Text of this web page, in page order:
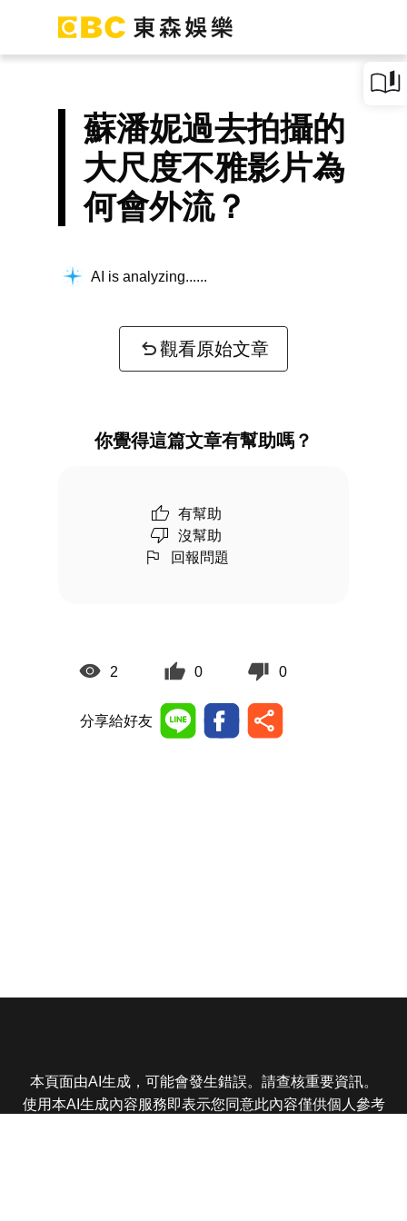
蘇潘妮過去拍攝的
大尺度不雅影片為
何會外流？
AI is analyzing...
觀看原始文章
你覺得這篇文章有幫助嗎？
有幫助
沒幫助
回報問題
2 0 0
分享給好友
本頁面由AI生成，可能會發生錯誤。請查核重要資訊。
使用本AI生成內容服務即表示您同意此內容僅供個人參考